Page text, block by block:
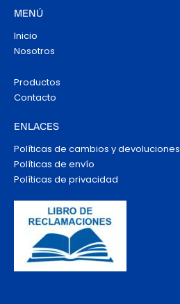
MENÚ
Inicio
Nosotros
Productos
Contacto
ENLACES
Políticas de cambios y devoluciones
Políticas de envío
Políticas de privacidad